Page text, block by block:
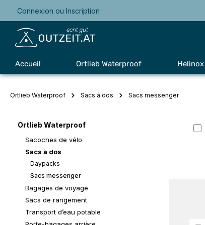
à la navigation principale
Connexion ou Inscription
Accueil Ortlieb Waterproof Helinox
Ortlieb Waterproof Sacs à dos Sacs messenger
Ortlieb Waterproof
Sacoches de vélo
Sacs à dos
Daypacks
Sacs messenger
Bagages de voyage
Sacs de rangement
Transport d’eau potable